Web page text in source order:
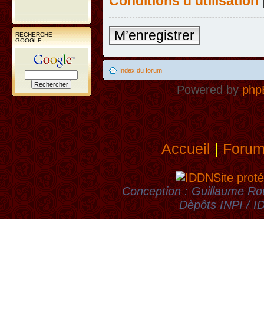
RECHERCHE
GOOGLE
M’enregistrer
Index du forum
Powered by
Accueil|
Site
Conception : Guillaume
Dèpôts INPI /